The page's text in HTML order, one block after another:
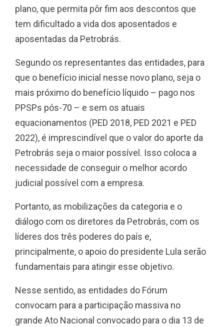
plano, que permita pôr fim aos descontos que
tem dificultado a vida dos aposentados e
aposentadas da Petrobrás.
Segundo os representantes das entidades, para
que o benefício inicial nesse novo plano, seja o
mais próximo do benefício líquido – pago nos
PPSPs pós-70 – e sem os atuais
equacionamentos (PED 2018, PED 2021 e PED
2022), é imprescindível que o valor do aporte da
Petrobrás seja o maior possível. Isso coloca a
necessidade de conseguir o melhor acordo
judicial possível com a empresa.
Portanto, as mobilizações da categoria e o
diálogo com os diretores da Petrobrás, com os
líderes dos três poderes do país e,
principalmente, o apoio do presidente Lula serão
fundamentais para atingir esse objetivo.
Nesse sentido, as entidades do Fórum
convocam para a participação massiva no
grande Ato Nacional convocado para o dia 13 de